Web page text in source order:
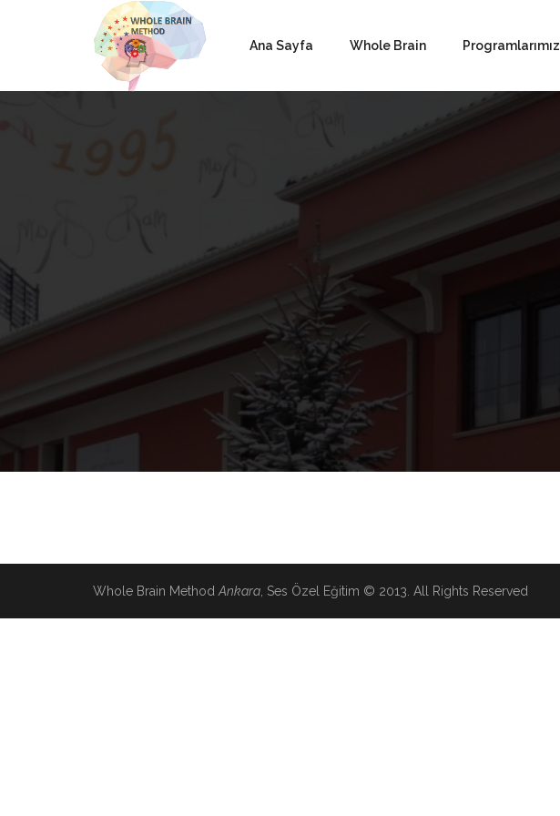
Ana Sayfa Whole Brain Programlarımız
Nothing Found
Sorry, no posts were found for this category.
Whole Brain Method Ankara , Ses Özel Eğitim © 2013. All Rights Reserved